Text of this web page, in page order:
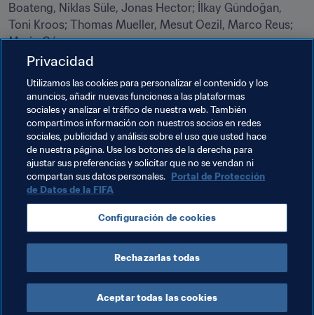
Boateng, Niklas Süle, Jonas Hector; İlkay Gündoğan,
Toni Kroos; Thomas Mueller, Mesut Oezil, Marco Reus;
Mario Gómez
Suecia: Robin Olsen; Mikael Lustig, Viktor Lindelöf,
Andreas Granqvist, Ludwig Augustinsson; Viktor
Claesson, Sebastian Larsson, Albin Ekdal, Emil Forsberg;
Marcus Berg, Ola Toivonen.
¡Únete!
Nuestra Fan Zone de Rusia 2018 te permite acceder a
los juegos, concursos y premios de la Copa Mundial.
Juega al Fantasy, pronostica partidos, colecciona
cromos de Panini, vota por los premios de la Copa
Mundial y explora nuestro Fan Movement.
Privacidad
Utilizamos las cookies para personalizar el contenido y los
anuncios, añadir nuevas funciones a las plataformas
sociales y analizar el tráfico de nuestra web. También
compartimos información con nuestros socios en redes
sociales, publicidad y análisis sobre el uso que usted hace
de nuestra página. Use los botones de la derecha para
ajustar sus preferencias y solicitar que no se vendan ni
compartan sus datos personales. Portal de Protección
de Datos de la FIFA
Configuración de cookies
Rechazarlas todas
Aceptar todas las cookies